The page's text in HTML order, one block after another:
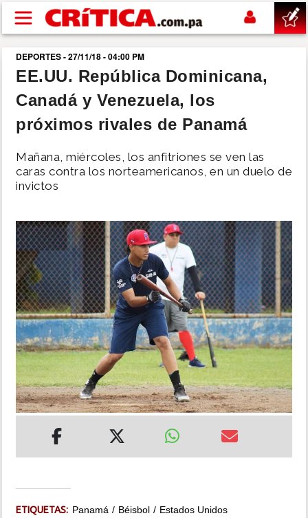
Pasar al contenido principal
buscar
SUCESOS
POLÍTICA
DEPORTES
MUNDO
INSÓLITAS
MULTIMEDIA
IMPRESO
DEPORTES - 27/11/18 - 04:00 PM
EE.UU. República Dominicana,
Canadá y Venezuela, los
próximos rivales de Panamá
Mañana, miércoles, los anfitriones se ven las
caras contra los norteamericanos, en un duelo de
invictos
ETIQUETAS: Panamá Béisbol
Estados Unidos